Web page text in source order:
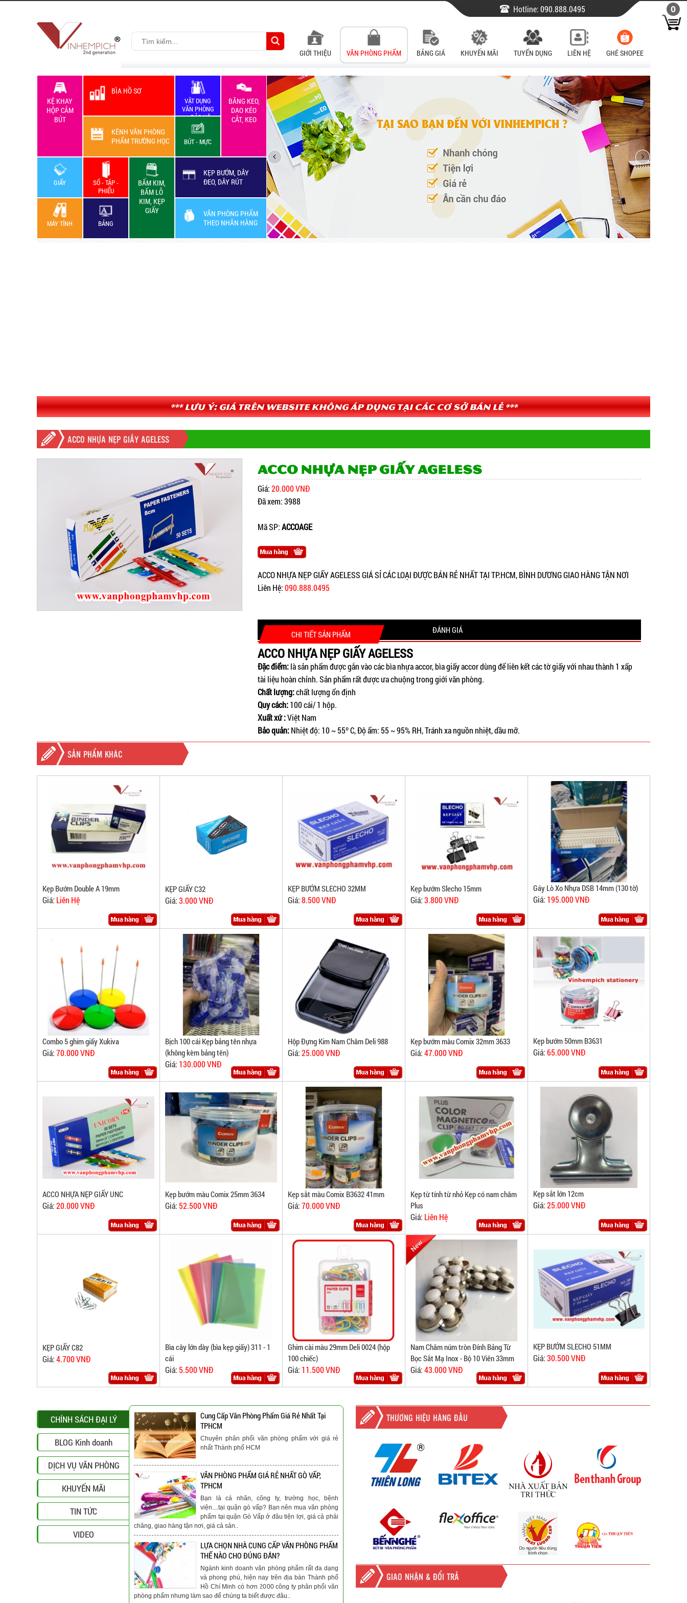
GIỚI THIỆU VĂN PHÒNG PHẨM BẢNG GIÁ KHUYẾN MÃI TUYỂN DỤNG LIÊN HỆ GHÉ SHOPEE
Hotline:090.888.0495
KỆ KHAY
HỘP CẮM
BÚT
BÌA HỒ SƠ
VẬT DỤNG
VĂN PHÒNG
+ BẢO HỘ
LAO ĐỘNG
BĂNG KEO,
DAO KÉO
CẮT, KEO
KÊNH VĂN PHÒNG
PHẨM TRƯỜNG HỌC
BÚT - MỰC
GIẤY
SỔ - TẬP -
PHIẾU
BẤM KIM,
BẤM LỖ
KIM, KẸP
GIẤY
KẸP BƯỚM, DÂY
ĐEO, DÂY RÚT
VĂN PHÒNG PHẨM
THEO NHÃN HÀNG
MÁY TÍNH BẢNG
*** Lưu ý: Giá trên website không áp dụng tại các cơ sở bán lẻ ***
ACCO NHỰA NẸP GIẤY AGELESS
ACCO NHỰA NẸP GIẤY AGELESS
Giá:20.000 VNĐ
Đã xem: 3988
Mã SP:ACCOAGE
ACCO NHỰA NẸP GIẤY AGELESS GIÁ SỈ CÁC LOẠI ĐƯỢC BÁN RẺ NHẤT TẠI TP.HCM, BÌNH DƯƠNG GIAO HÀNG TẬN NƠI
Liên Hệ:090.888.0495
CHI TIẾT SẢN PHẨM ĐÁNH GIÁ
ACCO NHỰA NẸP GIẤY AGELESS
Đặc điểm:là sản phẩm được gắn vào các bìa nhựa accor, bìa giấy accor dùng để liên kết các tờ giấy với nhau thành 1 xấp
tài liệu hoàn chỉnh. Sản phẩm rất được ưa chuộng trong giới văn phòng.
Chất lượng:chất lượng ổn định
Quy cách:100 cái/ 1 hộp.
Xuất xứ :Việt Nam
Bảo quản:Nhiệt độ: 10 ~ 55º C, Độ ẩm: 55 ~ 95% RH, Tránh xa nguồn nhiệt, dầu mỡ.
SẢN PHẨM KHÁC
Kẹp Bướm Double A 19mm
Giá: Liên Hệ
KẸP GIẤY C32
Giá:3.000 VNĐ
KẸP BƯỚM SLECHO 32MM
Giá:8.500 VNĐ
Kẹp bướm Slecho 15mm
Giá:3.800 VNĐ
Gáy Lò Xo Nhựa DSB 14mm (130 tờ)
Giá: 195.000 VNĐ
Combo 5 ghim giấy Xukiva
Giá:70.000 VNĐ
Bịch 100 cái Kẹp bảng tên nhựa
(không kèm bảng tên)
Giá: 130.000 VNĐ
Hộp Đựng Kim Nam Châm Deli 988
Giá:25.000 VNĐ
Kẹp bướm màu Comix 32mm 3633
Giá:47.000 VNĐ
Kẹp bướm 50mm B3631
Giá:65.000 VNĐ
ACCO NHỰA NẸP GIẤY UNC
Giá:20.000 VNĐ
Kẹp bướm màu Comix 25mm 3634
Giá: 52.500 VNĐ
Kẹp sắt màu Comix B3632 41mm
Giá:70.000 VNĐ
Kẹp từ tính từ nhỏ Kẹp có nam châm
Plus
Giá: Liên Hệ
Kẹp sắt lớn 12cm
Giá:25.000 VNĐ
KẸP GIẤY C82
Giá:4.700 VNĐ
Bìa cây lớn dày (bìa kẹp giấy) 311 - 1
cái
Giá: 5.500 VNĐ
Ghim cài màu 29mm Deli 0024 (hộp
100 chiếc)
Giá: 11.500 VNĐ
Nam Châm núm tròn Đính Bảng Từ
Bọc Sắt Mạ Inox - Bộ 10 Viên 33mm
Giá:43.000 VNĐ
KẸP BƯỚM SLECHO 51MM
Giá:30.500 VNĐ
CHÍNH SÁCH ĐẠI LÝ
BLOG Kinh doanh
DỊCH VỤ VĂN PHÒNG
KHUYẾN MÃI
TIN TỨC
VIDEO
Cung Cấp Văn Phòng Phẩm Giá Rẻ Nhất Tại
TPHCM
Chuyên phân phối văn phòng phẩm với giá rẻ
nhất Thành phố HCM
VĂN PHÒNG PHẨM GIÁ RẺ NHẤT GÒ VẤP,
TPHCM
Bạn là cá nhân, công ty, trường học, bệnh
viện....tại quận gò vấp? Bạn nên mua văn phòng
phẩm tại quận Gò Vấp ở đâu tiện lợi, giá cả phải
chăng, giao hàng tận nơi, giá cả sản..
LỰA CHỌN NHÀ CUNG CẤP VĂN PHÒNG PHẨM
THẾ NÀO CHO ĐÚNG ĐẮN?
Ngành kinh doanh văn phòng phẩm rất đa dạng
và phong phú, hiện nay trên địa bàn Thành phố
Hồ Chí Minh có hơn 2000 công ty phân phối văn
phòng phẩm nhưng làm sao để chúng ta biết được đâu..
THƯƠNG HIỆU HÀNG ĐẦU
GIAO NHẬN & ĐỔI TRẢ
0